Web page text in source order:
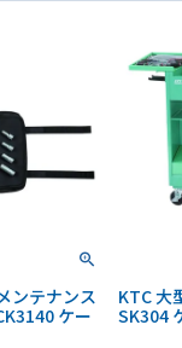
ンテナンス
ケー
KTC 大
SK304